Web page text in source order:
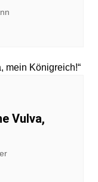
Vulva,